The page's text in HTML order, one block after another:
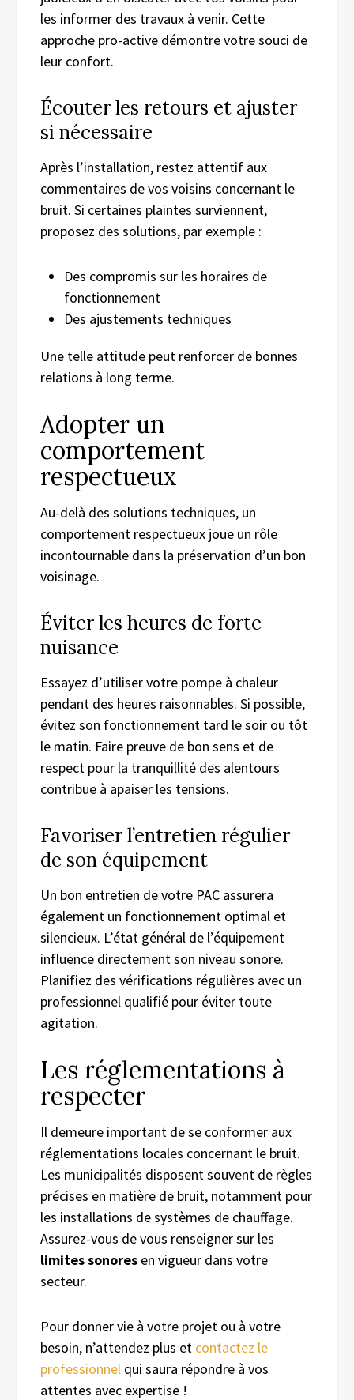
les informer des travaux à venir. Cette
approche pro-active démontre votre souci de
leur confort.
Écouter les retours et ajuster
si nécessaire
Après l’installation, restez attentif aux
commentaires de vos voisins concernant le
bruit. Si certaines plaintes surviennent,
proposez des solutions, par exemple :
Des compromis sur les horaires de
fonctionnement
Des ajustements techniques
Une telle attitude peut renforcer de bonnes
relations à long terme.
Adopter un
comportement
respectueux
Au-delà des solutions techniques, un
comportement respectueux joue un rôle
incontournable dans la préservation d’un bon
voisinage.
Éviter les heures de forte
nuisance
Essayez d’utiliser votre pompe à chaleur
pendant des heures raisonnables. Si possible,
évitez son fonctionnement tard le soir ou tôt
le matin. Faire preuve de bon sens et de
respect pour la tranquillité des alentours
contribue à apaiser les tensions.
Favoriser l’entretien régulier
de son équipement
Un bon entretien de votre PAC assurera
également un fonctionnement optimal et
silencieux. L’état général de l’équipement
influence directement son niveau sonore.
Planifiez des vérifications régulières avec un
professionnel qualifié pour éviter toute
agitation.
Les réglementations à
respecter
Il demeure important de se conformer aux
réglementations locales concernant le bruit.
Les municipalités disposent souvent de règles
précises en matière de bruit, notamment pour
les installations de systèmes de chauffage.
Assurez-vous de vous renseigner sur les
limites sonores en vigueur dans votre
secteur.
Pour donner vie à votre projet ou à votre
besoin, n’attendez plus et contactez le
professionnel qui saura répondre à vos
attentes avec expertise !